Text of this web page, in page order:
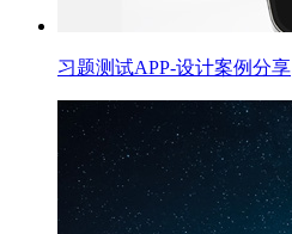
习题测试APP-设计案例分享